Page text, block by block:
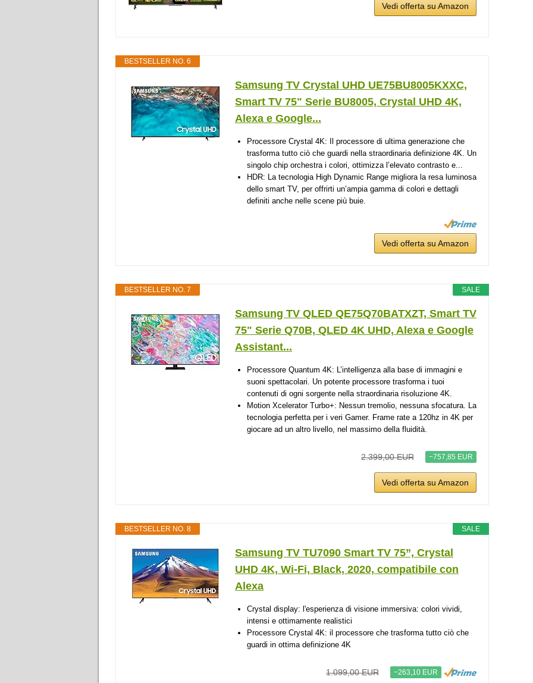
Vedi offerta su Amazon
BESTSELLER NO. 6
Samsung TV Crystal UHD UE75BU8005KXXC,
Smart TV 75" Serie BU8005, Crystal UHD 4K,
Alexa e Google...
Processore Crystal 4K: Il processore di ultima generazione che
trasforma tutto ciò che guardi nella straordinaria definizione 4K. Un
singolo chip orchestra i colori, ottimizza l’elevato contrasto e...
HDR: La tecnologia High Dynamic Range migliora la resa luminosa
dello smart TV, per offrirti un’ampia gamma di colori e dettagli
definiti anche nelle scene più buie.
Vedi offerta su Amazon
SALE
BESTSELLER NO. 7
Samsung TV QLED QE75Q70BATXZT, Smart TV
75" Serie Q70B, QLED 4K UHD, Alexa e Google
Assistant...
Processore Quantum 4K: L’intelligenza alla base di immagini e
suoni spettacolari. Un potente processore trasforma i tuoi
contenuti di ogni sorgente nella straordinaria risoluzione 4K.
Motion Xcelerator Turbo+: Nessun tremolio, nessuna sfocatura. La
tecnologia perfetta per i veri Gamer. Frame rate a 120hz in 4K per
giocare ad un altro livello, nel massimo della fluidità.
2.399,00 EUR −757,85 EUR
Vedi offerta su Amazon
SALE
BESTSELLER NO. 8
Samsung TV TU7090 Smart TV 75”, Crystal
UHD 4K, Wi-Fi, Black, 2020, compatibile con
Alexa
Crystal display: l'esperienza di visione immersiva: colori vividi,
intensi e ottimamente realistici
Processore Crystal 4K: il processore che trasforma tutto ciò che
guardi in ottima definizione 4K
1.099,00 EUR −263,10 EUR